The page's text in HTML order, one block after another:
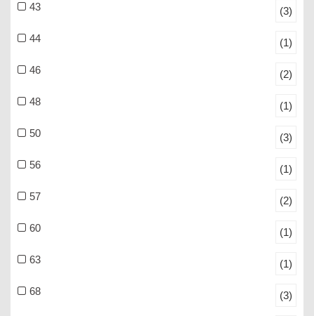
43 (3)
44 (1)
46 (2)
48 (1)
50 (3)
56 (1)
57 (2)
60 (1)
63 (1)
68 (3)